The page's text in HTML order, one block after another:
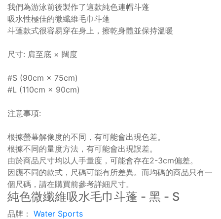
我們為游泳前後製作了這款純色連帽斗蓬
吸水性極佳的微纖維毛巾斗蓬
斗蓬款式很容易穿在身上，擦乾身體並保持溫暖
尺寸: 肩至底 × 闊度
#S (90cm × 75cm)
#L (110cm × 90cm)
注意事項:
根據螢幕解像度的不同，有可能會出現色差。
根據不同的量度方法，有可能會出現誤差。
由於商品尺寸均以人手量度，可能會存在2-3cm偏差。
因應不同的款式，尺碼可能有所差異。而均碼的商品只有一
個尺碼，請在購買前參考詳細尺寸。
純色微纖維吸水毛巾斗蓬 - 黑 - S
品牌： Water Sports